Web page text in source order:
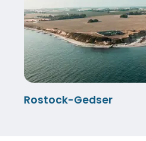
Rostock-Gedser